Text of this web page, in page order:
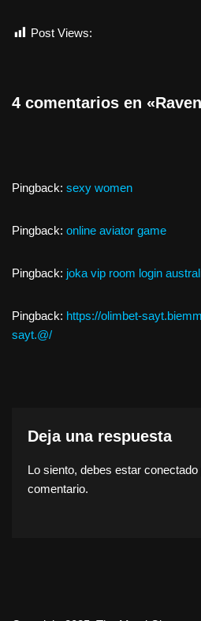
Post Views:
4 comentarios en
Pingback: sexy women
Pingback: online aviator game
Pingback: joka vip room login
Pingback: https://olimbet-
sayt.@/
Deja una respuesta
Lo siento, debes estar conectado
comentario.